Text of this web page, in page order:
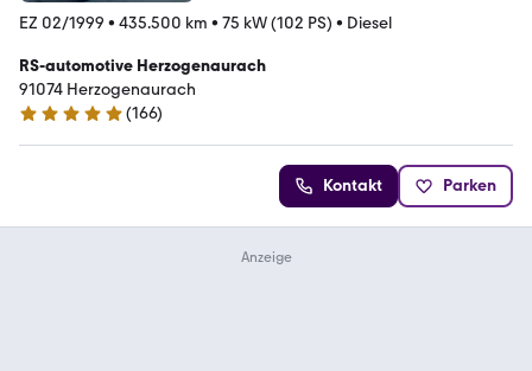
EZ 02/1999 • 435.500 km • 75 kW (102 PS) • Diesel
RS-automotive Herzogenaurach
91074 Herzogenaurach
4.9 Sterne
(166)
Kontakt Parken